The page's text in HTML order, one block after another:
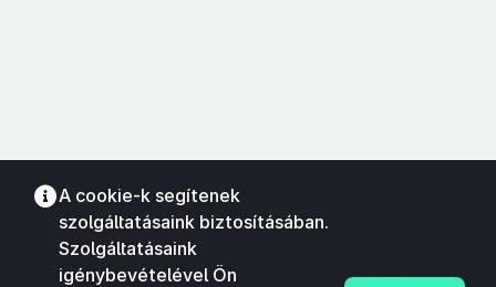
A cookie-k segítenek
szolgáltatásaink biztosításában.
Szolgáltatásaink
igénybevételével Ön